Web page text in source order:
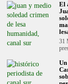
CONDICIONES
Aviso legal
Politica de
Politica de
El
31